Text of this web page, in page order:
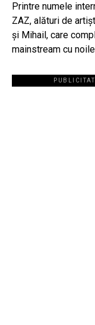
Printre numele
ZAZ, alături de
și Mihail, care
mainstream cu